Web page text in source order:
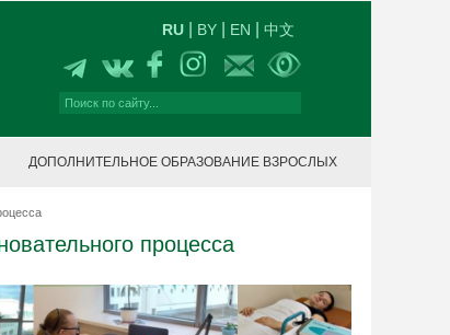
RU BY EN 中文
ДОПОЛНИТЕЛЬНОЕ ОБРАЗОВАНИЕ ВЗРОСЛЫХ
процесса